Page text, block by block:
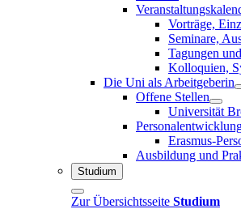
Vorträge,
Seminare,
Tagungen
Kolloquien,
Die Uni als Arbeitgeberin
Offene Stellen
Universität
Erasmus-
Ausbildung und
Studium
Zur Übersichtsseite Studium